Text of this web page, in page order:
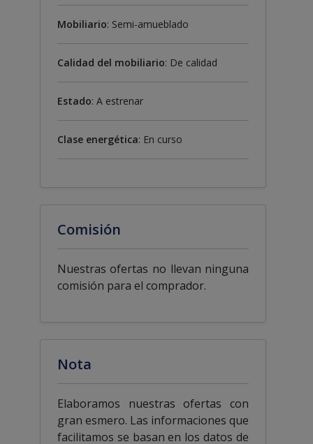
Mobiliario: Semi-amueblado
Calidad del mobiliario: De calidad
Estado: A estrenar
Clase energética: En curso
Comisión
Nuestras ofertas no llevan ninguna
comisión para el comprador.
Nota
Elaboramos nuestras ofertas con
gran esmero. Las informaciones que
facilitamos se basan en los datos de